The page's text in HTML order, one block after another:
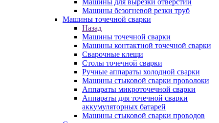
Машины для вырезки отверстий
Машины безогневой резки труб
Машины точечной сварки
Назад
Машины точечной сварки
Машины контактной точечной сварки
Сварочные клещи
Столы точечной сварки
Ручные аппараты холодной сварки
Машины стыковой сварки проволоки
Аппараты микроточечной сварки
Аппараты для точечной сварки
аккумуляторных батарей
Машины стыковой сварки проводов